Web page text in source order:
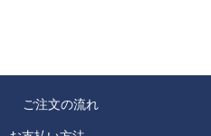
ご注文の流れ